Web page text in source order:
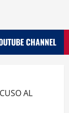
CHANNEL
AL